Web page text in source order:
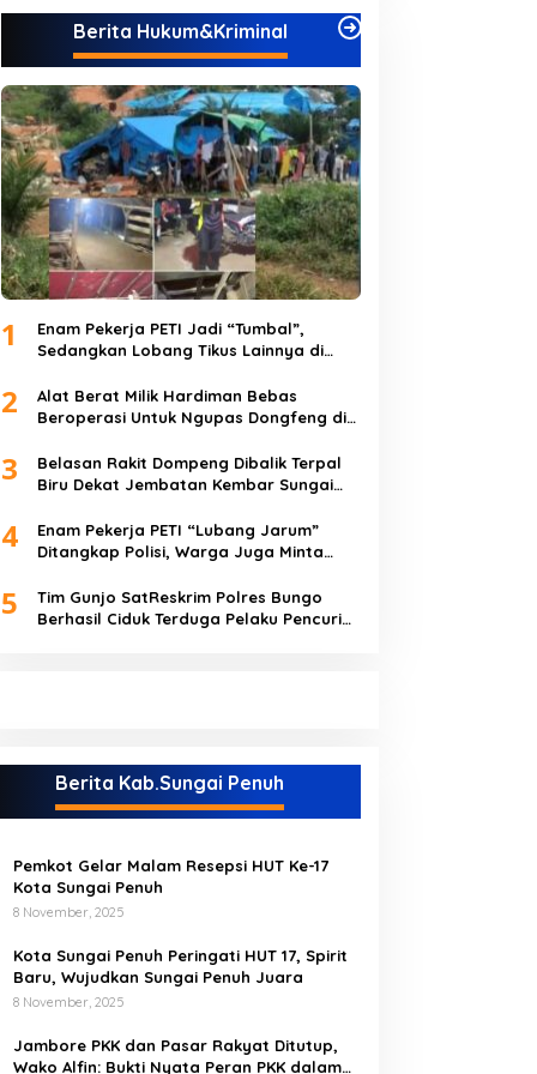
Berita Hukum&Kriminal
1
Enam Pekerja PETI Jadi “Tumbal”,
Sedangkan Lobang Tikus Lainnya di
Beroperasi
2
Alat Berat Milik Hardiman Bebas
Beroperasi Untuk Ngupas Dongfeng di
3
Belasan Rakit Dompeng Dibalik Terpal
Biru Dekat Jembatan Kembar Sungai
4
Enam Pekerja PETI “Lubang Jarum”
Ditangkap Polisi, Warga Juga Minta
5
Tim Gunjo SatReskrim Polres Bungo
Berhasil Ciduk Terduga Pelaku Pencuri
Berita Kab.Sungai Penuh
Pemkot Gelar Malam Resepsi HUT Ke-17
Kota Sungai Penuh
8 November, 2025
Kota Sungai Penuh Peringati HUT 17, Spirit
Baru, Wujudkan Sungai Penuh Juara
8 November, 2025
Jambore PKK dan Pasar Rakyat Ditutup,
Wako Alfin: Bukti Nyata Peran PKK dalam